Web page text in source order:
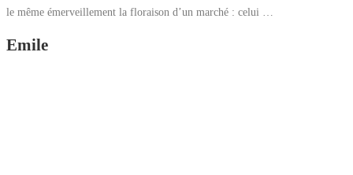
le même émerveillement la floraison d’un marché : celui …
Emile